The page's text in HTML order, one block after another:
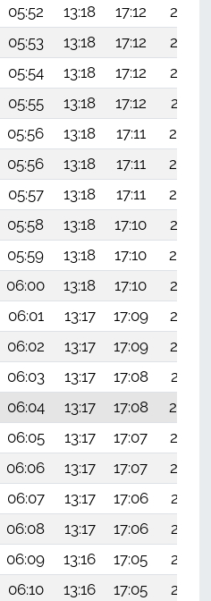
05:52 13:18 17:12
20:34
05:53 13:18 17:12
20:33
05:54 13:18 17:12
20:32
05:55 13:18 17:12
20:31
05:56 13:18 17:11
20:30
05:56 13:18 17:11
20:29
05:57 13:18 17:11
20:28
05:58 13:18 17:10
20:27
05:59 13:18 17:10
20:26
06:00 13:18 17:10
20:25
06:01 13:17 17:09
20:24
06:02 13:17 17:09
20:23
06:03 13:17 17:08
20:21
06:04 13:17 17:08
20:20
06:05 13:17 17:07
20:19
06:06 13:17 17:07
20:18
06:07 13:17 17:06
20:17
06:08 13:17 17:06
20:15
06:09 13:16 17:05
20:14
06:10 13:16 17:05
20:13